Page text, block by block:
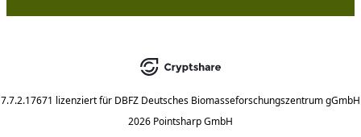
7.7.2.17671 lizenziert für DBFZ Deutsches Biomasseforschungszentrum gGmbH
2026 Pointsharp GmbH